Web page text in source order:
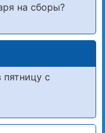
на сборы?
пятницу с